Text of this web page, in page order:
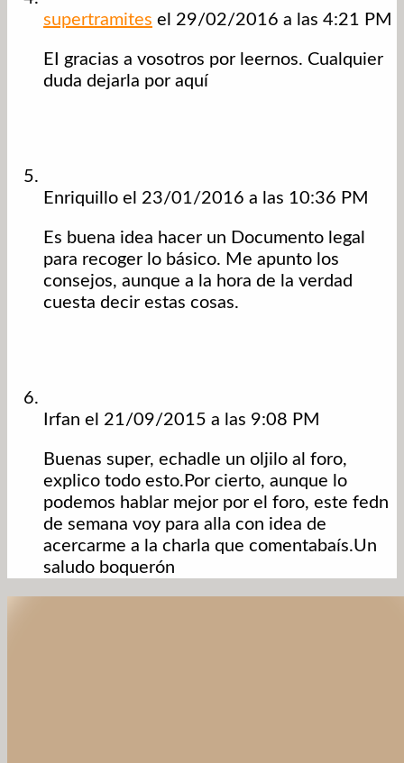
supertramites el 29/02/2016 a las 4:21 PM
EI gracias a vosotros por leernos. Cualquier
duda dejarla por aquí
Enriquillo el 23/01/2016 a las 10:36 PM
Es buena idea hacer un Documento legal
para recoger lo básico. Me apunto los
consejos, aunque a la hora de la verdad
cuesta decir estas cosas.
Irfan el 21/09/2015 a las 9:08 PM
Buenas super, echadle un oljilo al foro,
explico todo esto.Por cierto, aunque lo
podemos hablar mejor por el foro, este fedn
de semana voy para alla con idea de
acercarme a la charla que comentabaís.Un
saludo boquerón